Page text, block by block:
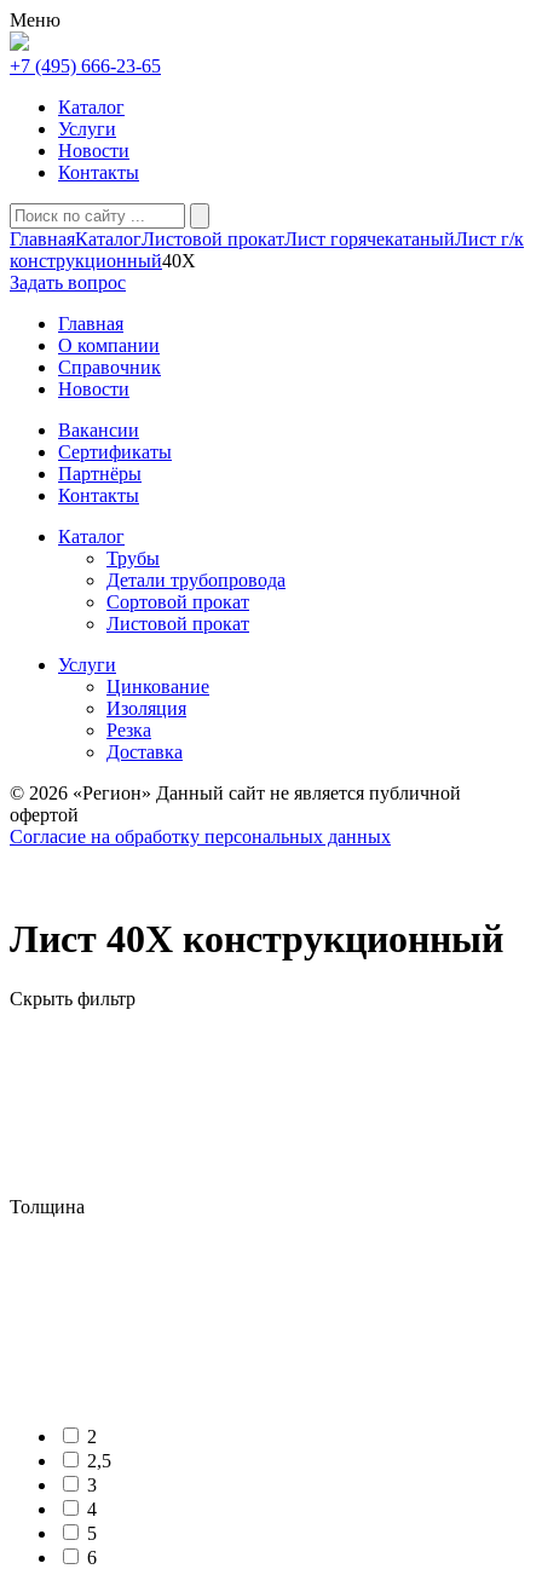
Меню
+7 (495) 666-23-65
Каталог
Услуги
Новости
Контакты
ГлавнаяКаталогЛистовой прокатЛист горячекатаныйЛист г/к
конструкционный40Х
Задать вопрос
Главная
О компании
Справочник
Новости
Вакансии
Сертификаты
Партнёры
Контакты
Каталог
Трубы
Детали трубопровода
Сортовой прокат
Листовой прокат
Услуги
Цинкование
Изоляция
Резка
Доставка
© 2026 «Регион» Данный сайт не является публичной
офертой
Согласие на обработку персональных данных
Лист 40Х конструкционный
Скрыть фильтр
Толщина
2
2,5
3
4
5
6